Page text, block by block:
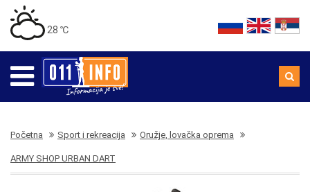
28 ℃
Početna Sport i rekreacija Oružje, lovačka oprema
ARMY SHOP URBAN DART